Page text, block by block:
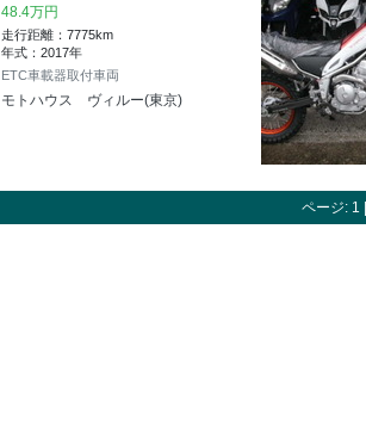
48.4万円
走行距離：7775km
年式：2017年
ETC車載器取付車両
モトハウス ヴィルー(東京)
ページ: 1 |